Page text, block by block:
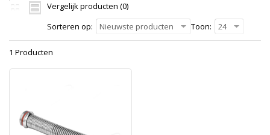
Vergelijk producten (0)
Sorteren op:
Nieuwste producten Toon: 24
1 Producten